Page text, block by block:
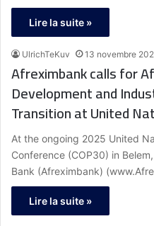
Lire la suite »
UlrichTeKuv 13 novembre
Afreximbank calls for
Development and
Transition at United
Conference (COP30)
At the ongoing 2025 United
Conference (COP30) in
Bank (Afreximbank)
Lire la suite »